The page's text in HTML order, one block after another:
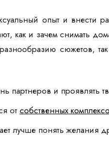
опыт и внести
как и зачем снимать
сюжетов,
партнеров и проявлять
от собственных
лучше понять желания